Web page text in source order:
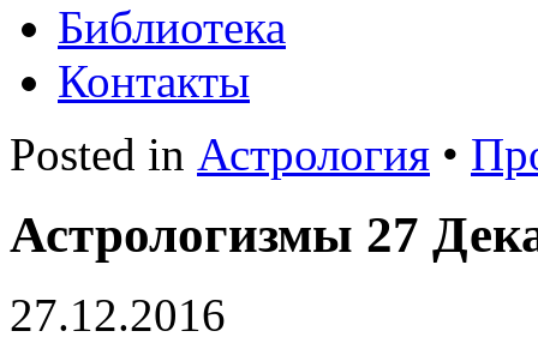
Библиотека
Контакты
Posted in Астрология •
Астрологизмы 27
27.12.2016